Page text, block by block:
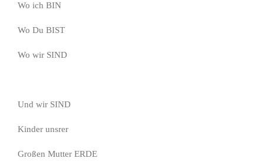
Wo ich BIN
Wo Du BIST
Wo wir SIND
Und wir SIND
Kinder unsrer
Großen Mutter ERDE